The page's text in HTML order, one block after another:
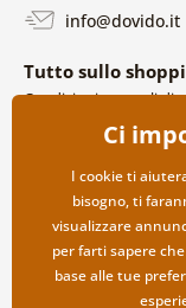
info@dovido.it
Tutto sullo
Condizioni generali di
Politica sulla privacy
Opzioni di spedizione e
pagamento
Reso della merce
Ci
I cookie ti
bisogno, ti
visualizzare
per farti sapere
base alle tue